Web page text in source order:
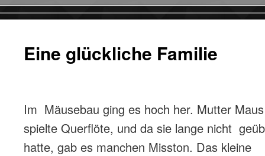
Eine glückliche Familie
Im Mäusebau ging es hoch her. Mutter Maus
spielte Querflöte, und da sie lange nicht
hatte, gab es manchen Misston. Das kleine